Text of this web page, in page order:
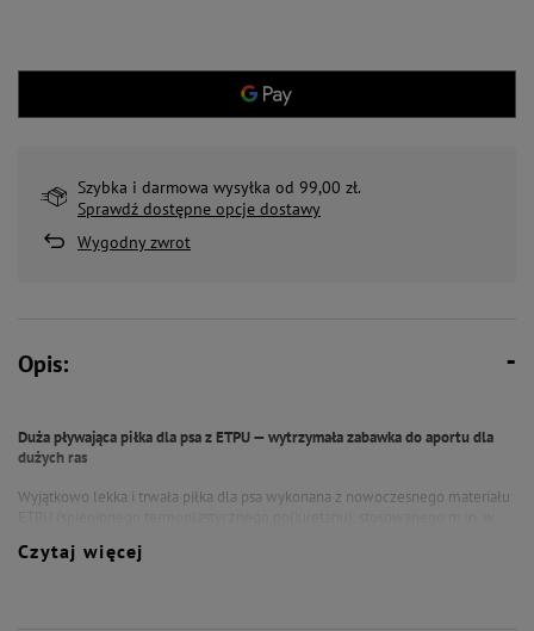
Szybka i darmowa wysyłka od 99,00 zł.
Sprawdź dostępne opcje dostawy
Wygodny zwrot
Opis:
Duża pływająca piłka dla psa z ETPU — wytrzymała zabawka do aportu dla
dużych ras
Wyjątkowo lekka i trwała piłka dla psa wykonana z nowoczesnego materiału
odpornością na gryzienie, ściskanie i intensywne użytkowanie, a jednocześnie
Czytaj więcej